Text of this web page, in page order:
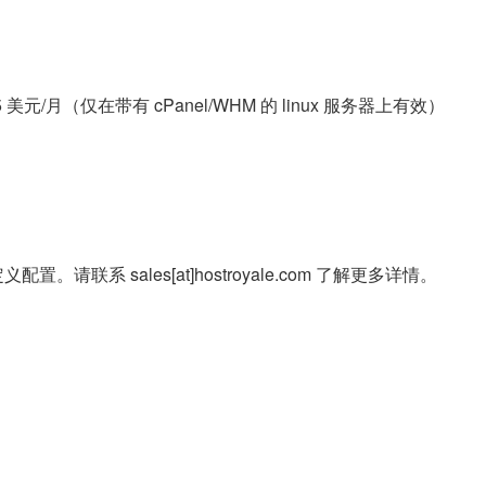
元/月（仅在带有 cPanel/WHM 的 linux 服务器上有效）
配置。请联系 sales[at]hostroyale.com 了解更多详情。